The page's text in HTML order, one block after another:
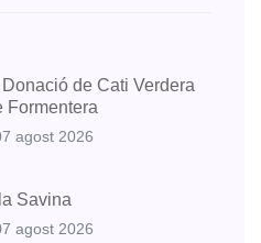
de Cati Verdera
Formentera
agost 2026
Savina
agost 2026